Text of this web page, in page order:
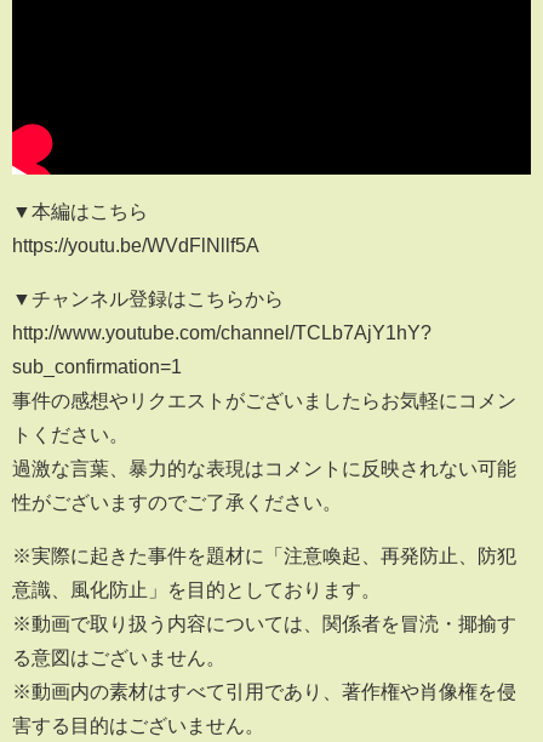
▼本編はこちら
https://youtu.be/WVdFlNllf5A
▼チャンネル登録はこちらから
http://www.youtube.com/channel/TCLb7AjY1hY?
sub_confirmation=1
事件の感想やリクエストがございましたらお気軽にコメン
トください。
過激な言葉、暴力的な表現はコメントに反映されない可能
性がございますのでご了承ください。
※実際に起きた事件を題材に「注意喚起、再発防止、防犯
意識、風化防止」を目的としております。
※動画で取り扱う内容については、関係者を冒涜・揶揄す
る意図はございません。
※動画内の素材はすべて引用であり、著作権や肖像権を侵
害する目的はございません。